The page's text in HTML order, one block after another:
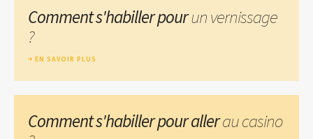
Comment s'habiller pourun vernissage
?
EN SAVOIR PLUS
Comment s'habiller pour allerau casino